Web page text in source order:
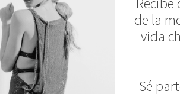
in the early 50s and
us a romantic, feminine and
on textiles both light
line of Punky